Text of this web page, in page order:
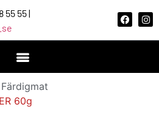
55 55 |
Färdigmat
60g